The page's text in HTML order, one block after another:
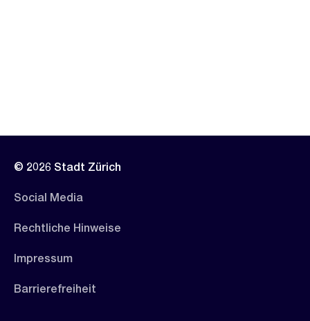
© 2026 Stadt Zürich
Social Media
Rechtliche Hinweise
Impressum
Barrierefreiheit